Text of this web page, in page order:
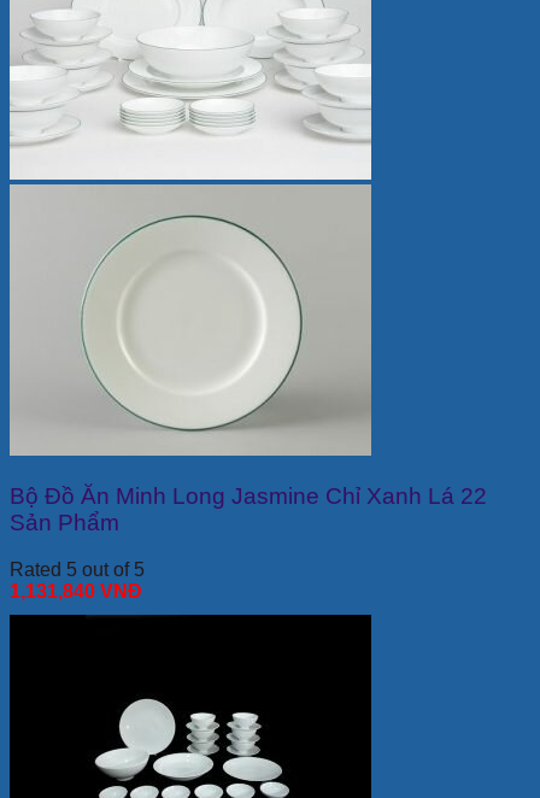
Bộ Đồ Ăn Minh Long Jasmine Chỉ Xanh Lá 22
Sản Phẩm
Rated 5 out of 5
1,131,840 VNĐ